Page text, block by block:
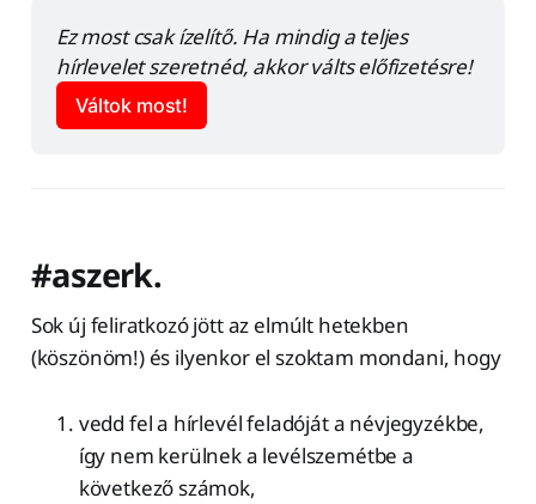
Ez most csak ízelítő. Ha mindig a teljes
hírlevelet szeretnéd, akkor válts előfizetésre!
Váltok most!
#aszerk.
Sok új feliratkozó jött az elmúlt hetekben
(köszönöm!) és ilyenkor el szoktam mondani, hogy
vedd fel a hírlevél feladóját a névjegyzékbe,
így nem kerülnek a levélszemétbe a
következő számok,